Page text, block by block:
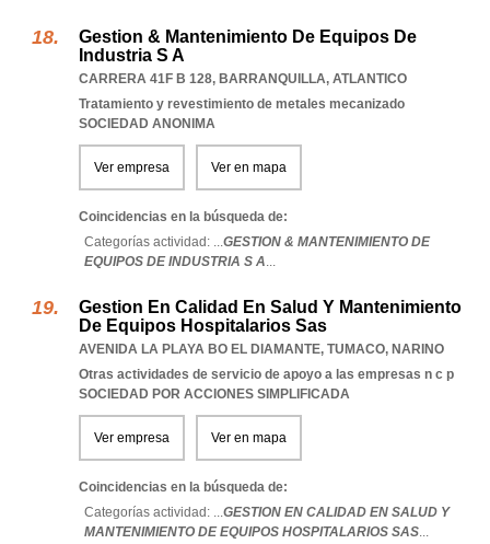
Gestion & Mantenimiento De Equipos De
Industria S A
CARRERA 41F B 128, BARRANQUILLA, ATLANTICO
Tratamiento y revestimiento de metales mecanizado
SOCIEDAD ANONIMA
Ver empresa Ver en mapa
Coincidencias en la búsqueda de:
Categorías actividad: ...GESTION & MANTENIMIENTO DE
EQUIPOS DE INDUSTRIA S A...
Gestion En Calidad En Salud Y Mantenimiento
De Equipos Hospitalarios Sas
AVENIDA LA PLAYA BO EL DIAMANTE, TUMACO, NARINO
Otras actividades de servicio de apoyo a las empresas n c p
SOCIEDAD POR ACCIONES SIMPLIFICADA
Ver empresa Ver en mapa
Coincidencias en la búsqueda de:
Categorías actividad: ...GESTION EN CALIDAD EN SALUD Y
MANTENIMIENTO DE EQUIPOS HOSPITALARIOS SAS...